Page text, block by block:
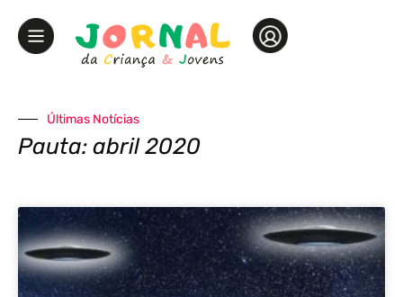
Últimas Notícias
Pauta: abril 2020